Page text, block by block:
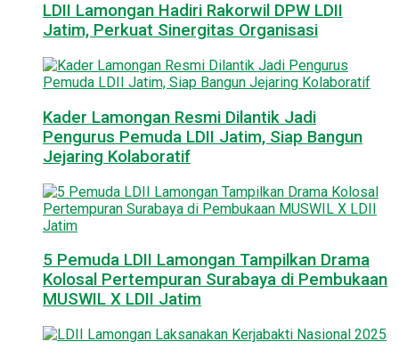
LDII Lamongan Hadiri Rakorwil DPW LDII
Jatim, Perkuat Sinergitas Organisasi
Kader Lamongan Resmi Dilantik Jadi
Pengurus Pemuda LDII Jatim, Siap Bangun
Jejaring Kolaboratif
5 Pemuda LDII Lamongan Tampilkan Drama
Kolosal Pertempuran Surabaya di Pembukaan
MUSWIL X LDII Jatim